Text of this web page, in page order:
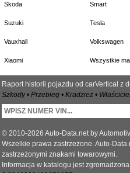
Skoda Smart
Suzuki Tesla
Vauxhall Volkswagen
Xiaomi Wszystkie
Raport historii pojazdu od carVertical z
Szkody • Przebieg • Kradzież •
© 2010-2026 Auto-Data.net by
Wszelkie prawa zastrzeżone. Auto-
zastrzeżonymi znakami towarowymi.
Informacja w katalogu jest